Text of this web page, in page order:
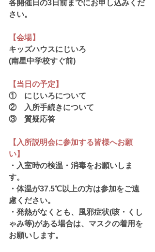
各開催日の3日前までにお申し込みくだ
さい。
【会場】
キッズハウスにじいろ
(南星中学校すぐ前)
【当日の予定】
①　にじいろについて
②　入所手続きについて
③　質疑応答
【入所説明会に参加する皆様へお願
い】
・入室時の検温・消毒をお願いしま
す。
・体温が37.5℃以上の方は参加をご遠
慮ください。
・発熱がなくとも、風邪症状(咳・くし
ゃみ等)がある場合は、マスクの着用を
お願いします。